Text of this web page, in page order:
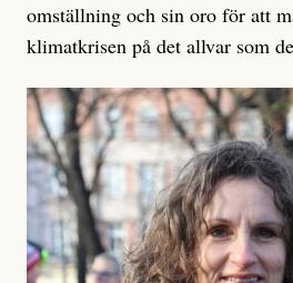
omställning och sin oro för att
klimatkrisen på det allvar som